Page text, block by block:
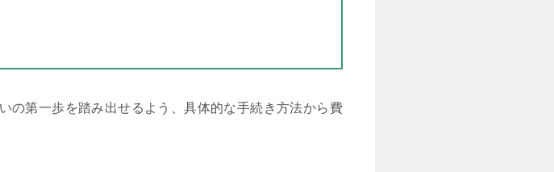
の第一歩を踏み出せるよう、具体的な手続き方法から費